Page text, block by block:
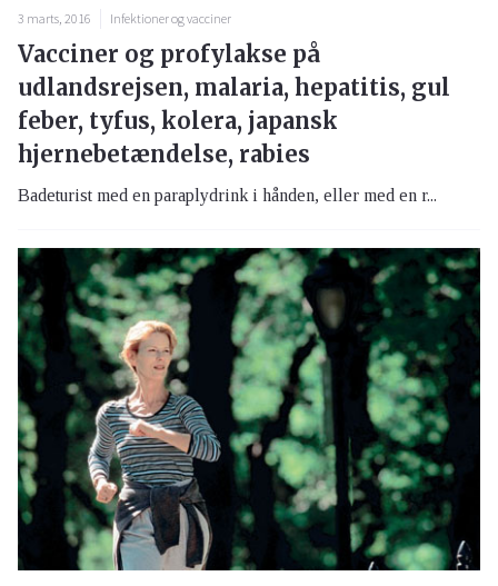
3 marts, 2016 Infektioner og vacciner
Vacciner og profylakse på
udlandsrejsen, malaria, hepatitis, gul
feber, tyfus, kolera, japansk
hjernebetændelse, rabies
Badeturist med en paraplydrink i hånden, eller med en r...